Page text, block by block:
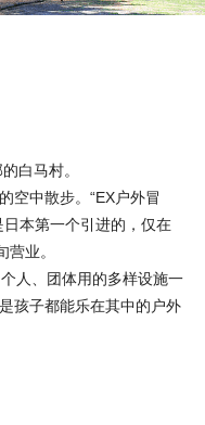
白马村。
空中散步。“EX户外冒
本第一个引进的，仅在
业。
人、团体用的多样设施一
孩子都能乐在其中的户外